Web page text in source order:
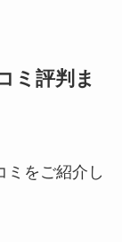
ミ評判ま
ミをご紹介し